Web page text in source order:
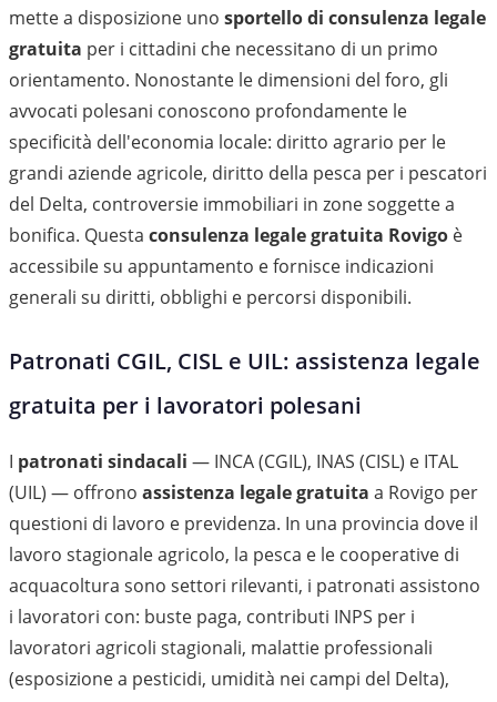
mette a disposizione uno sportello di consulenza legale
gratuita per i cittadini che necessitano di un primo
orientamento. Nonostante le dimensioni del foro, gli
avvocati polesani conoscono profondamente le
specificità dell'economia locale: diritto agrario per le
grandi aziende agricole, diritto della pesca per i pescatori
del Delta, controversie immobiliari in zone soggette a
bonifica. Questa consulenza legale gratuita Rovigo è
accessibile su appuntamento e fornisce indicazioni
generali su diritti, obblighi e percorsi disponibili.
Patronati CGIL, CISL e UIL: assistenza legale
gratuita per i lavoratori polesani
I patronati sindacali — INCA (CGIL), INAS (CISL) e ITAL
(UIL) — offrono assistenza legale gratuita a Rovigo per
questioni di lavoro e previdenza. In una provincia dove il
lavoro stagionale agricolo, la pesca e le cooperative di
acquacoltura sono settori rilevanti, i patronati assistono
i lavoratori con: buste paga, contributi INPS per i
lavoratori agricoli stagionali, malattie professionali
(esposizione a pesticidi, umidità nei campi del Delta),